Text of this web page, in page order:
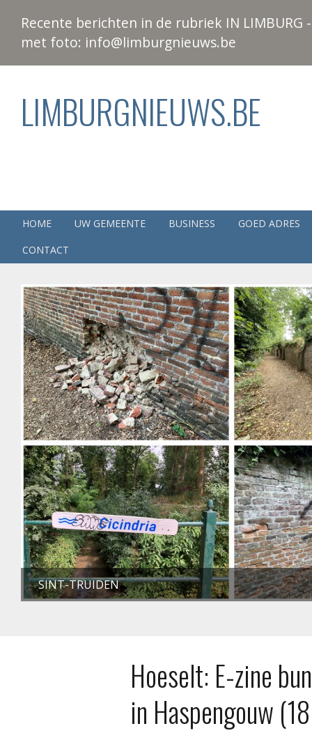
Recente berichten in de rubriek IN
met foto: info@limburgnieuws.be
LIMBURGNIEUWS.BE
HOME UW GEMEENTE BUSINESS
GOED ADRES
CONTACT
SINT-TRUIDEN
Hoeselt: E-zine
in Haspengouw